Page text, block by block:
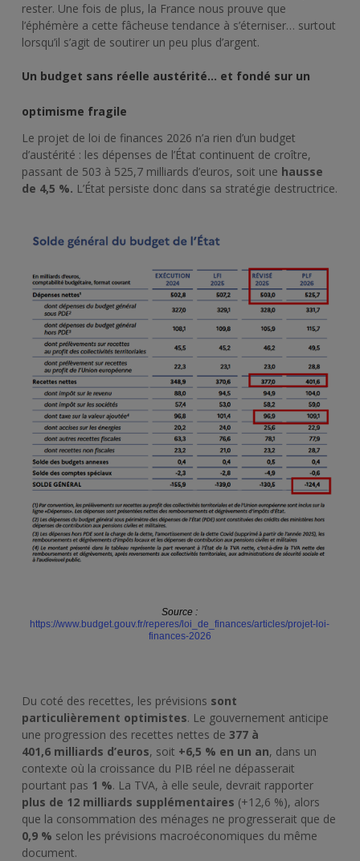
rester. Une fois de plus, la France nous prouve que
l’éphémère a cette fâcheuse tendance à s’éterniser… surtout
lorsqu’il s’agit de soutirer un peu plus d’argent.
Un budget sans réelle austérité… et fondé sur un
optimisme fragile
Le projet de loi de finances 2026 n’a rien d’un budget
d’austérité : les dépenses de l’État continuent de croître,
passant de 503 à 525,7 milliards d’euros, soit une hausse
de 4,5 %. L’État persiste donc dans sa stratégie destructrice.
Source :
https://www.budget.gouv.fr/reperes/loi_de_finances/articles/projet-loi-
finances-2026
Du coté des recettes, les prévisions sont
particulièrement optimistes. Le gouvernement anticipe
une progression des recettes nettes de 377 à
401,6 milliards d’euros, soit +6,5 % en un an, dans un
contexte où la croissance du PIB réel ne dépasserait
pourtant pas 1 %. La TVA, à elle seule, devrait rapporter
plus de 12 milliards supplémentaires (+12,6 %), alors
que la consommation des ménages ne progresserait que de
0,9 % selon les prévisions macroéconomiques du même
document.